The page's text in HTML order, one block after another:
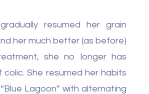
resumed her grain
her much better (as before)
she no longer has
colic. She resumed her habits
Lagoon” with alternating